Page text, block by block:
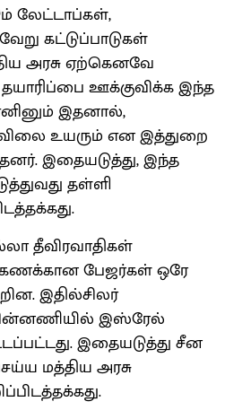
லேட்டாப்கள்,
கட்டுப்பாடுகள்
அரசு ஏற்கெனவே
தயாரிப்பை ஊக்குவிக்க இந்த
எனினும் இதனால்,
உயரும் என இத்துறை
இதையடுத்து, இந்த
தள்ளி
தீவிரவாதிகள்
பேஜர்கள் ஒரே
இதில்சிலர்
இஸ்ரேல்
இதையடுத்து சீன
மத்திய அரசு